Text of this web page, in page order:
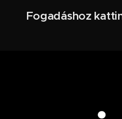
Fogadáshoz